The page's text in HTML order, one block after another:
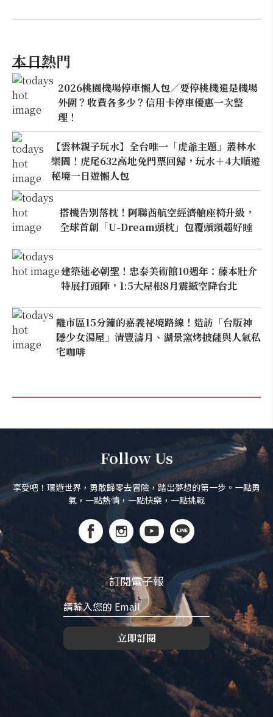
本日熱門
2026桃園機場停車懶人包／要停桃機還是機場
外圍？收費各多少？信用卡停車優惠一次整
理！
【雲林親子玩水】全台唯一「虎爺主題」叢林水
樂園！虎尾632高地免門票回歸，玩水＋4大順遊
秘境一日遊懶人包
搭機告別落枕！阿聯酋航空經濟艙座椅升級，
全球首創「U-Dream頭枕」包覆頭頸超好睡
建築迷必朝聖！忠泰美術館10週年：藤本壯介
特展打頭陣，1:5大屋根8月震撼空降台北
離市區15分鐘的嘉義祕境路線！造訪「台版神
隱少女湯屋」清豐濤月、湖景窯烤披薩與人氣私
宅咖啡
Follow Us
享受吧！環遊世界，勇敢歸零去冒險，踏出夢想的第一步。一點勇
氣，一點熱情，一點快樂，一點挑戰
訂閱電子報
立即訂閱